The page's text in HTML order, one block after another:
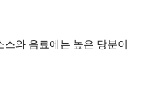
와 음료에는 높은 당분이